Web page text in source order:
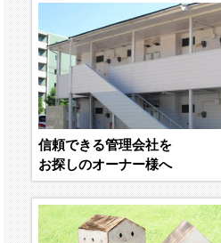
信頼できる管理会社を
お探しのオーナー様へ